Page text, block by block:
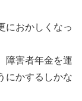
におかしくなっ
障害者年金を運
にかするしかな